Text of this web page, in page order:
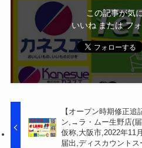
この記事が気
いいね または フ
【オープン時期修正
ン,→ラ・ムー生野店(
仮称,大阪市,2022年11
届出,ディスカウントス